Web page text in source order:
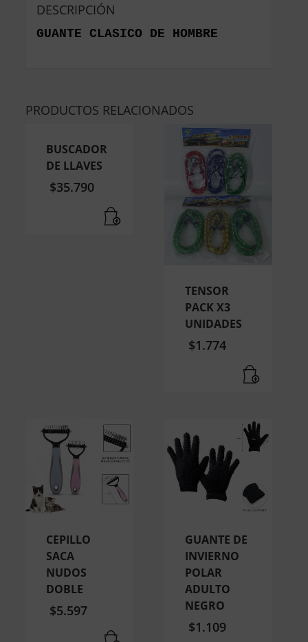
DESCRIPCIÓN
GUANTE CLASICO DE HOMBRE
PRODUCTOS RELACIONADOS
BUSCADOR
DE LLAVES
$35.790
TENSOR
PACK X3
UNIDADES
$1.774
CEPILLO
SACA
NUDOS
DOBLE
$5.597
GUANTE DE
INVIERNO
POLAR
ADULTO
NEGRO
$1.109